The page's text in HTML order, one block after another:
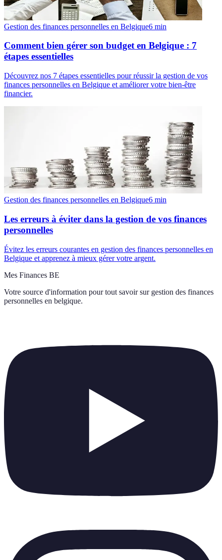
Gestion des finances personnelles en Belgique6 min
Comment bien gérer son budget en Belgique : 7
étapes essentielles
Découvrez nos 7 étapes essentielles pour réussir la gestion de vos
finances personnelles en Belgique et améliorer votre bien-être
financier.
Gestion des finances personnelles en Belgique6 min
Les erreurs à éviter dans la gestion de vos finances
personnelles
Évitez les erreurs courantes en gestion des finances personnelles en
Belgique et apprenez à mieux gérer votre argent.
Mes Finances BE
Votre source d'information pour tout savoir sur gestion des finances
personnelles en belgique.